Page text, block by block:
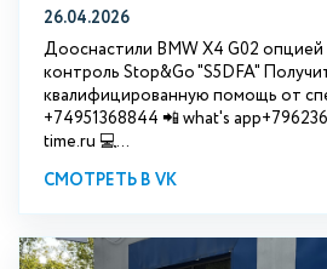
26.04.2026
Дооснастили BMW X4 G02 опцией
контроль Stop&Go "S5DFA"
квалифицированную помощь от
+74951368844 📲 what's
time.ru 💻...
СМОТРЕТЬ В VK